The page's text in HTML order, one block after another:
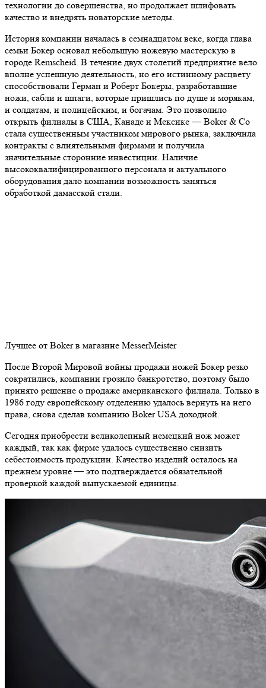
технологии до совершенства, но продолжает шлифовать
качество и внедрять новаторские методы.
История компании началась в семнадцатом веке, когда глава
семьи Бокер основал небольшую ножевую мастерскую в
городе Remscheid. В течение двух столетий предприятие вело
вполне успешную деятельность, но его истинному расцвету
способствовали Герман и Роберт Бокеры, разработавшие
ножи, сабли и шпаги, которые пришлись по душе и морякам,
и солдатам, и полицейским, и богачам. Это позволило
открыть филиалы в США, Канаде и Мексике — Boker & Co
стала существенным участником мирового рынка, заключила
контракты с влиятельными фирмами и получила
значительные сторонние инвестиции. Наличие
высококвалифицированного персонала и актуального
оборудования дало компании возможность заняться
обработкой дамасской стали.
Лучшее от Boker в магазине MesserMeister
После Второй Мировой войны продажи ножей Бокер резко
сократились, компании грозило банкротство, поэтому было
принято решение о продаже американского филиала. Только в
1986 году европейскому отделению удалось вернуть на него
права, снова сделав компанию Boker USA доходной.
Сегодня приобрести великолепный немецкий нож может
каждый, так как фирме удалось существенно снизить
себестоимость продукции. Качество изделий осталось на
прежнем уровне — это подтверждается обязательной
проверкой каждой выпускаемой единицы.